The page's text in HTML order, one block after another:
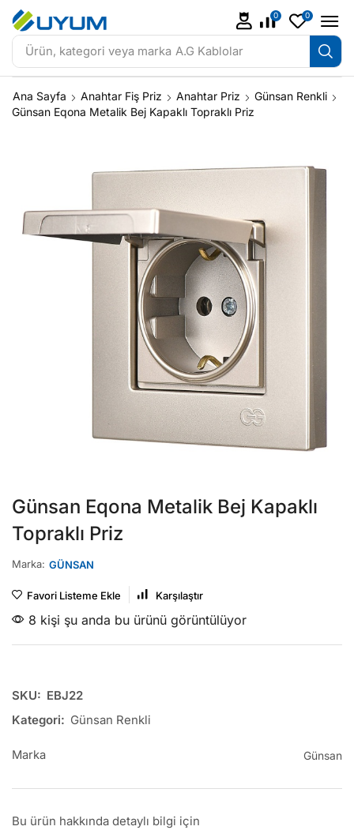
Ürün, kategori veya marka A.G Kablolar
0 0
Ana Sayfa Anahtar Fiş Priz Anahtar Priz
Günsan Renkli
Günsan Eqona Metalik Bej Kapaklı Topraklı Priz
Günsan Eqona Metalik Bej Kapaklı
Topraklı Priz
Marka: GÜNSAN
Favori Listeme Ekle Karşılaştır
8 kişi şu anda bu ürünü görüntülüyor
SKU: EBJ22
Kategori: Günsan Renkli
Marka Günsan
Bu ürün hakkında detaylı bilgi için